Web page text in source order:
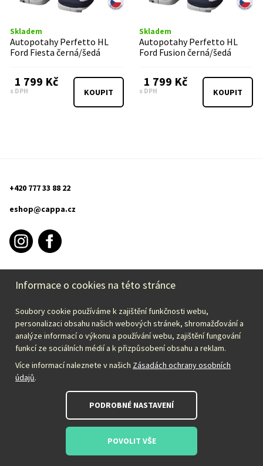
Skladem
Autopotahy Perfetto HL
Ford Fiesta černá/šedá
1 799 Kč
s DPH KOUPIT
Skladem
Autopotahy Perfetto HL
Ford Fusion černá/šedá
1 799 Kč
s DPH KOUPIT
+420 777 33 88 22
eshop@cappa.cz
INFORMACE O NÁKUPU
CAPPA
Zvolte svou zemi:
Česky – CZK
Informace o cookies na této stránce
Soubory cookie používáme k zajištění funkčnosti webu,
personalizaci obsahu našich webových stránek, shromažďování a
analýze informací o výkonu a používání webu, zajištění fungování
funkcí ze sociálních médií a k přizpůsobení obsahu a reklam.
Více informací naleznete v našich Zásadách ochrany osobních
údajů.
PODROBNÉ NASTAVENÍ
POVOLIT VŠE